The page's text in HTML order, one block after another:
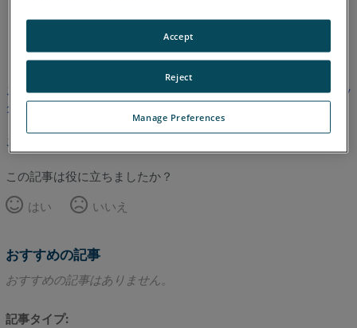
この記事は翻訳されていません。英語版を見るにはここをクリッ
クしてください。
このページのトップへ
この記事は役に立ちましたか？
はい
いいえ
おすすめの記事
おすすめの記事はありません。
記事タイプ
Manage Preferences
Reject
Accept